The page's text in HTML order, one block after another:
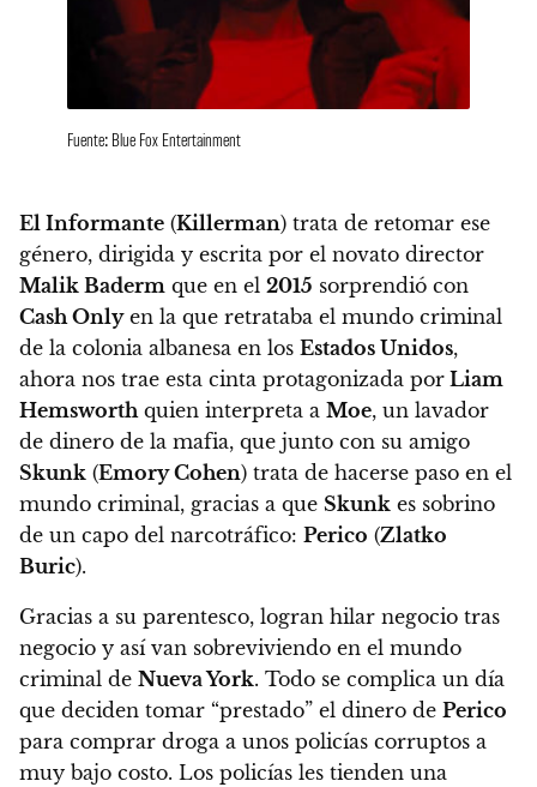
Fuente: Blue Fox Entertainment
El Informante (Killerman) trata de retomar ese
género, dirigida y escrita por el novato director
Malik Baderm que en el 2015 sorprendió con
Cash Onlyen la que retrataba el mundo criminal
de la colonia albanesa en los Estados Unidos,
ahora nos trae esta cinta protagonizada por Liam
Hemsworthquien interpreta a Moe, un lavador
de dinero de la mafia, que junto con su amigo
Skunk (Emory Cohen) trata de hacerse paso en el
mundo criminal, gracias a que Skunk es sobrino
de un capo del narcotráfico: Perico (Zlatko
Buric).
Gracias a su parentesco, logran hilar negocio tras
negocio y así van sobreviviendo en el mundo
criminal de Nueva York. Todo se complica un día
que deciden tomar “prestado” el dinero de Perico
para comprar droga a unos policías corruptos a
muy bajo costo. Los policías les tienden una